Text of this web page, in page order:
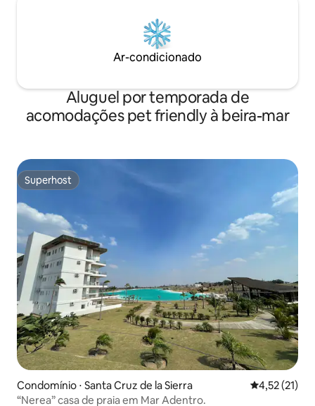
Ar-condicionado
Aluguel por temporada de
acomodações pet friendly à beira-mar
Superhost
Superhost
Condomínio ⋅ Santa Cruz de la Sierra 4,52 de uma
4,52 (21)
“Nerea” casa de praia em Mar Adentro.